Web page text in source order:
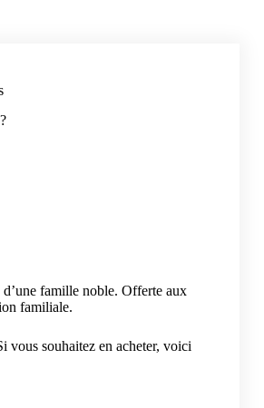
famille noble. Offerte aux
familiale.
vous souhaitez en acheter, voici